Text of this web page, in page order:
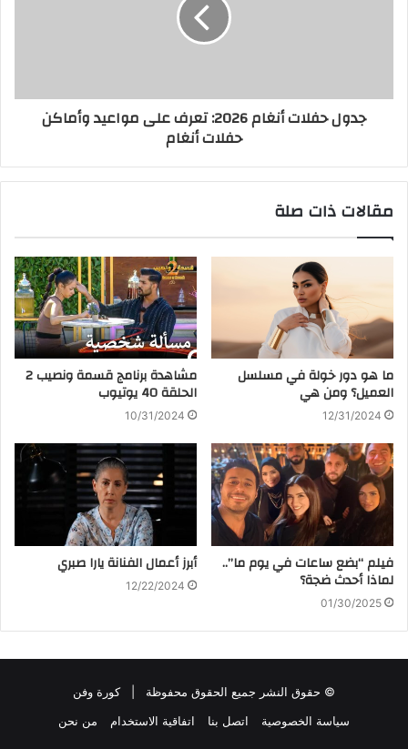
جدول حفلات أنغام 2026: تعرف على مواعيد وأماكن
حفلات أنغام
مقالات ذات صلة
ما هو دور خولة في مسلسل
العميل؟ ومن هي
12/31/2024
مشاهدة برنامج قسمة ونصيب 2
الحلقة 40 يوتيوب
10/31/2024
فيلم “بضع ساعات في يوم ما”..
لماذا أحدث ضجة؟
01/30/2025
أبرز أعمال الفنانة يارا صبري
12/22/2024
© حقوق النشر جميع الحقوق محفوظة |كورة وفن
سياسة الخصوصية
اتصل بنا اتفاقية الاستخدام من نحن